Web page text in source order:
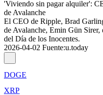
'Viviendo sin pagar alquiler':
de Avalanche
El CEO de Ripple, Brad
de Avalanche, Emin Gün Sirer,
del Día de los Inocentes.
2026-04-02 Fuente:u.today
DOGE
XRP